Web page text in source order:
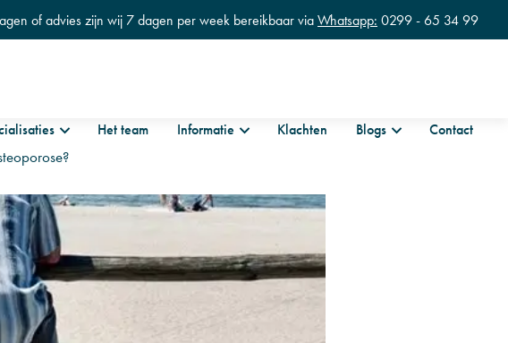
of advies zijn wij 7 dagen per week bereikbaar viaWhatsapp: 0299 - 65 34 99
Het team Informatie Klachten Blogs Contact
Fysio fitness
Floor® Zwangerschapstraining en hersteltrainingen
Oefentherapie en Revalidatie
Oedeemfysiotherapie en Lymfdrainage
Geriatrische fysiotherapie